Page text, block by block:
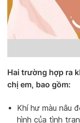
Hai trường hợp ra
chị em, bao gồm:
Khí hư màu nâu
hình của tình